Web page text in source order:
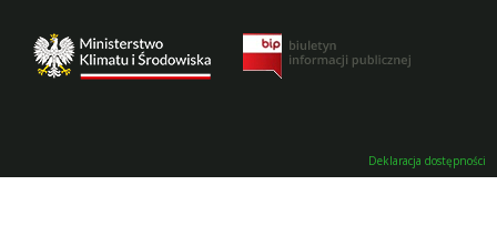
Deklaracja dostępności